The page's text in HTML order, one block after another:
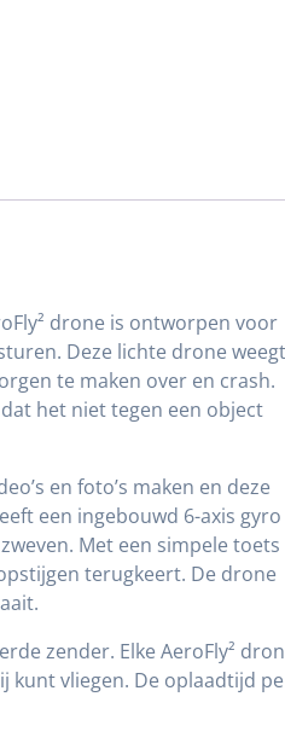
drone is ontworpen voor
Deze lichte drone
te maken over en crash.
het niet tegen een object
en foto’s maken en deze
een ingebouwd 6-axis gyro
Met een simpele toets
terugkeert. De drone
zender. Elke AeroFly²
kunt vliegen. De oplaadtijd